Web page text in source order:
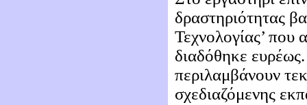
δραστηριότητας
Τεχνολογίας’ που
διαδόθηκε ευρέως.
περιλαμβάνουν
σχεδιαζόμενης